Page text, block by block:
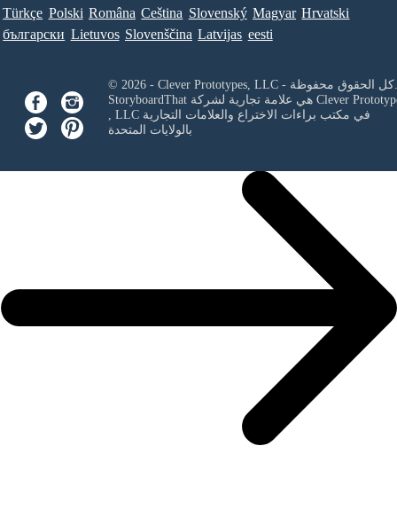
Türkçe Polski Româna Ceština Slovenský Magyar Hrvatski
български Lietuvos Slovenščina Latvijas eesti
© 2026 - Clever Prototypes, LLC - كل الحقوق محفوظة.
StoryboardThat هي علامة تجارية لشركة Clever
, LLCفي مكتب براءات الاختراع والعلامات التجارية
بالولايات المتحدة